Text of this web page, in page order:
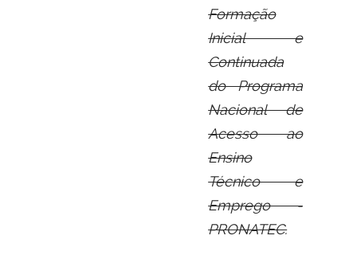
Formação
Inicial e
Continuada
do Programa
Nacional de
Acesso ao
Ensino
Técnico e
Emprego -
PRONATEC.